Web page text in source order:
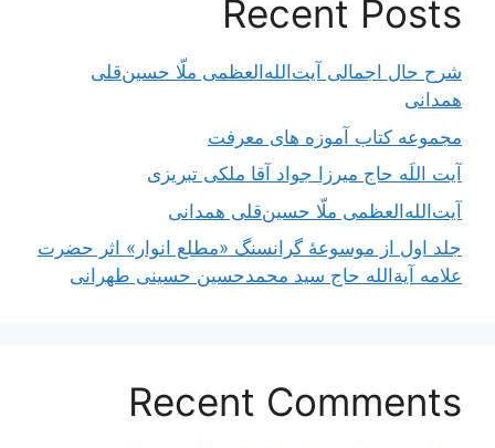
Recent Posts
شرح حال اجمالی آیت‌الله‌العظمی ملّا حسین‌قلی
همدانی
مجموعه کتاب آموزه های معرفت
آیت اللَه حاج میرزا جواد آقا ملکی تبریزی
آیت‌الله‌العظمی ملّا حسین‌قلی همدانی
جلد اول از موسوعۀ گرانسنگ «مطلع انوار» اثر حضرت
علامه آیة‌الله حاج سید محمدحسین حسینی طهرانی
Recent Comments